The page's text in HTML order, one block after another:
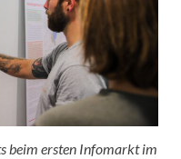
beim ersten Infomarkt im